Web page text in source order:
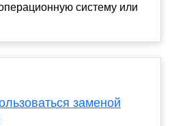
систему или
заменой